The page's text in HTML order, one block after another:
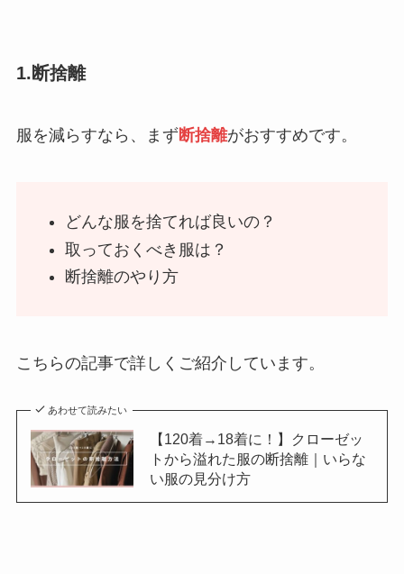
1.断捨離
服を減らすなら、まず断捨離がおすすめです。
どんな服を捨てれば良いの？
取っておくべき服は？
断捨離のやり方
こちらの記事で詳しくご紹介しています。
あわせて読みたい
【120着→18着に！】クローゼッ
トから溢れた服の断捨離｜いらな
い服の見分け方